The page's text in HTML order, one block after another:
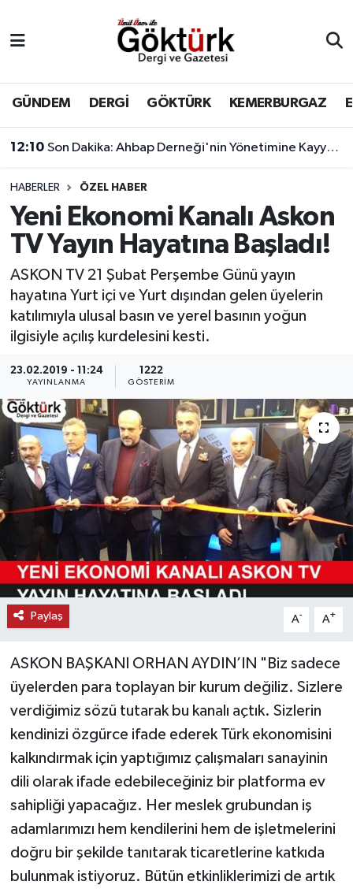
GÜNDEM DERGİ GÖKTÜRK KEMERBURGAZ
12:10 Son Dakika: Ahbap Derneği'nin Yönetimine Kayyum Atandı
HABERLER ÖZEL HABER
Yeni Ekonomi Kanalı Askon
TV Yayın Hayatına Başladı!
ASKON TV 21 Şubat Perşembe Günü yayın
hayatına Yurt içi ve Yurt dışından gelen üyelerin
katılımıyla ulusal basın ve yerel basının yoğun
ilgisiyle açılış kurdelesini kesti.
23.02.2019 - 11:24
YAYINLANMA
1222
GÖSTERIM
Paylaş A- A+
ASKON BAŞKANI ORHAN AYDIN’IN "Biz sadece
üyelerden para toplayan bir kurum değiliz. Sizlere
verdiğimiz sözü tutarak bu kanalı açtık. Sizlerin
kendinizi özgürce ifade ederek Türk ekonomisini
kalkındırmak için yaptığımız çalışmaları sanayinin
dili olarak ifade edebileceğiniz bir platforma ev
sahipliği yapacağız. Her meslek grubundan iş
adamlarımızı hem kendilerini hem de işletmelerini
doğru bir şekilde tanıtarak ticaretlerine katkıda
bulunmak istiyoruz. Bütün etkinliklerimizi de artık
BİLİM
DERGİ
DÜNYA
EĞİTİM
EKONOMİ
GÖKTÜRK
GÜNDEM
KEMERBURGAZ
KÜLTÜR - SANAT
MAGAZİN
ÖZEL HABER
SPOR
TEKNOLOJİ
TİCARET
YAŞAM
Eyüpsultan Hava Durumu
Eyüpsultan Trafik Yoğunluk Haritası
Süper Lig Puan Durumu ve Fikstür
Tüm Manşetler
Son Dakika Haberleri
Haber Arşivi